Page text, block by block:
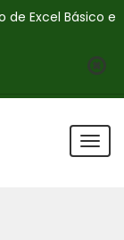
de Excel Básico e